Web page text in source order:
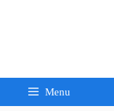
Menu